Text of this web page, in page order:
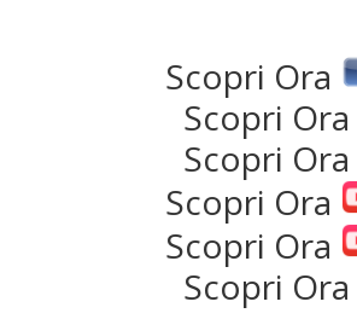
Scopri Ora
Scopri Ora
Scopri Ora
Scopri Ora
Scopri Ora
Scopri Ora